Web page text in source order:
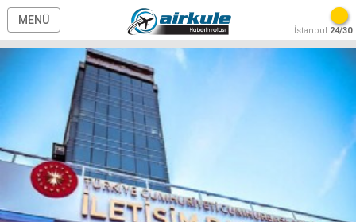
MENÜ
İstanbul 24/30